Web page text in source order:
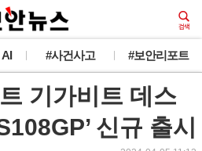
#사건사고 #보안리포트
기가비트 데스
신규 출시